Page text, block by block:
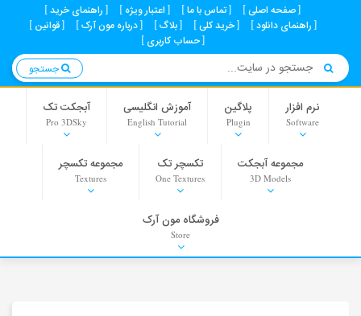
صفحه اصلی تماس با ما اعتبار ویژه
راهنمای خرید
راهنمای دانلود
خرید کلی بلاگ درباره مون آرک
قوانین
حساب کاربری
نرم افزار
Software
پلاگین
Plugin
آموزش انگلیسی
English Tutorial
آبجکت تک
Pro 3DSky
مجموعه آبجکت
3D Models
تکسچر تک
One Textures
مجموعه تکسچر
Textures
PNG-PSD
فروشگاه مون آرک
Store